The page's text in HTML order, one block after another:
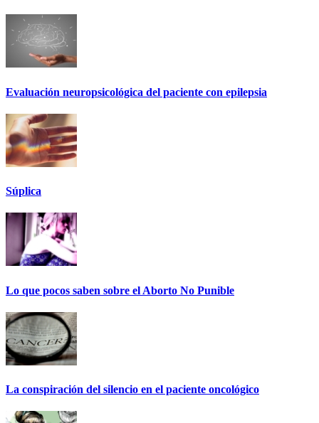
Evaluación neuropsicológica del paciente con epilepsia
Súplica
Lo que pocos saben sobre el Aborto No Punible
La conspiración del silencio en el paciente oncológico